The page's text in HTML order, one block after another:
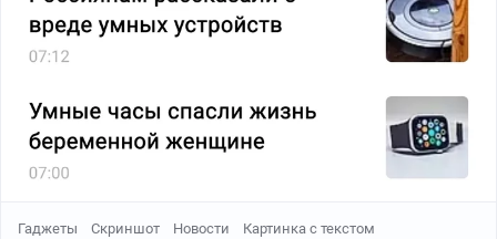
Гаджеты Скриншот Новости Картинка с текстом